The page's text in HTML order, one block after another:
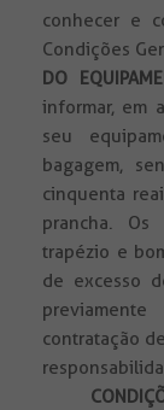
conhecer e
Condições
DO
informar, em
seu
bagagem,
cinquenta
prancha.
trapézio e
de excesso
contratação